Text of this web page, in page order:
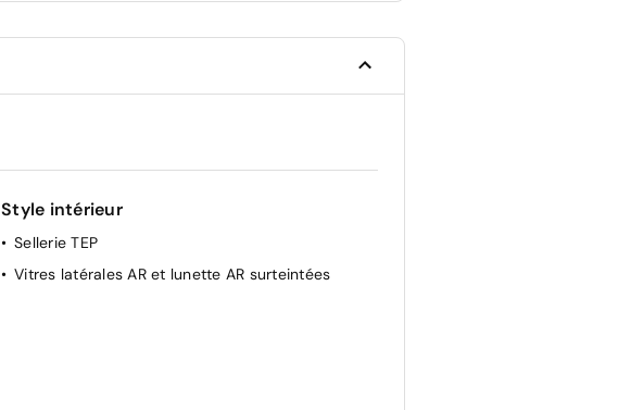
Style intérieur
Sellerie TEP
Vitres latérales AR et lunette AR surteintées